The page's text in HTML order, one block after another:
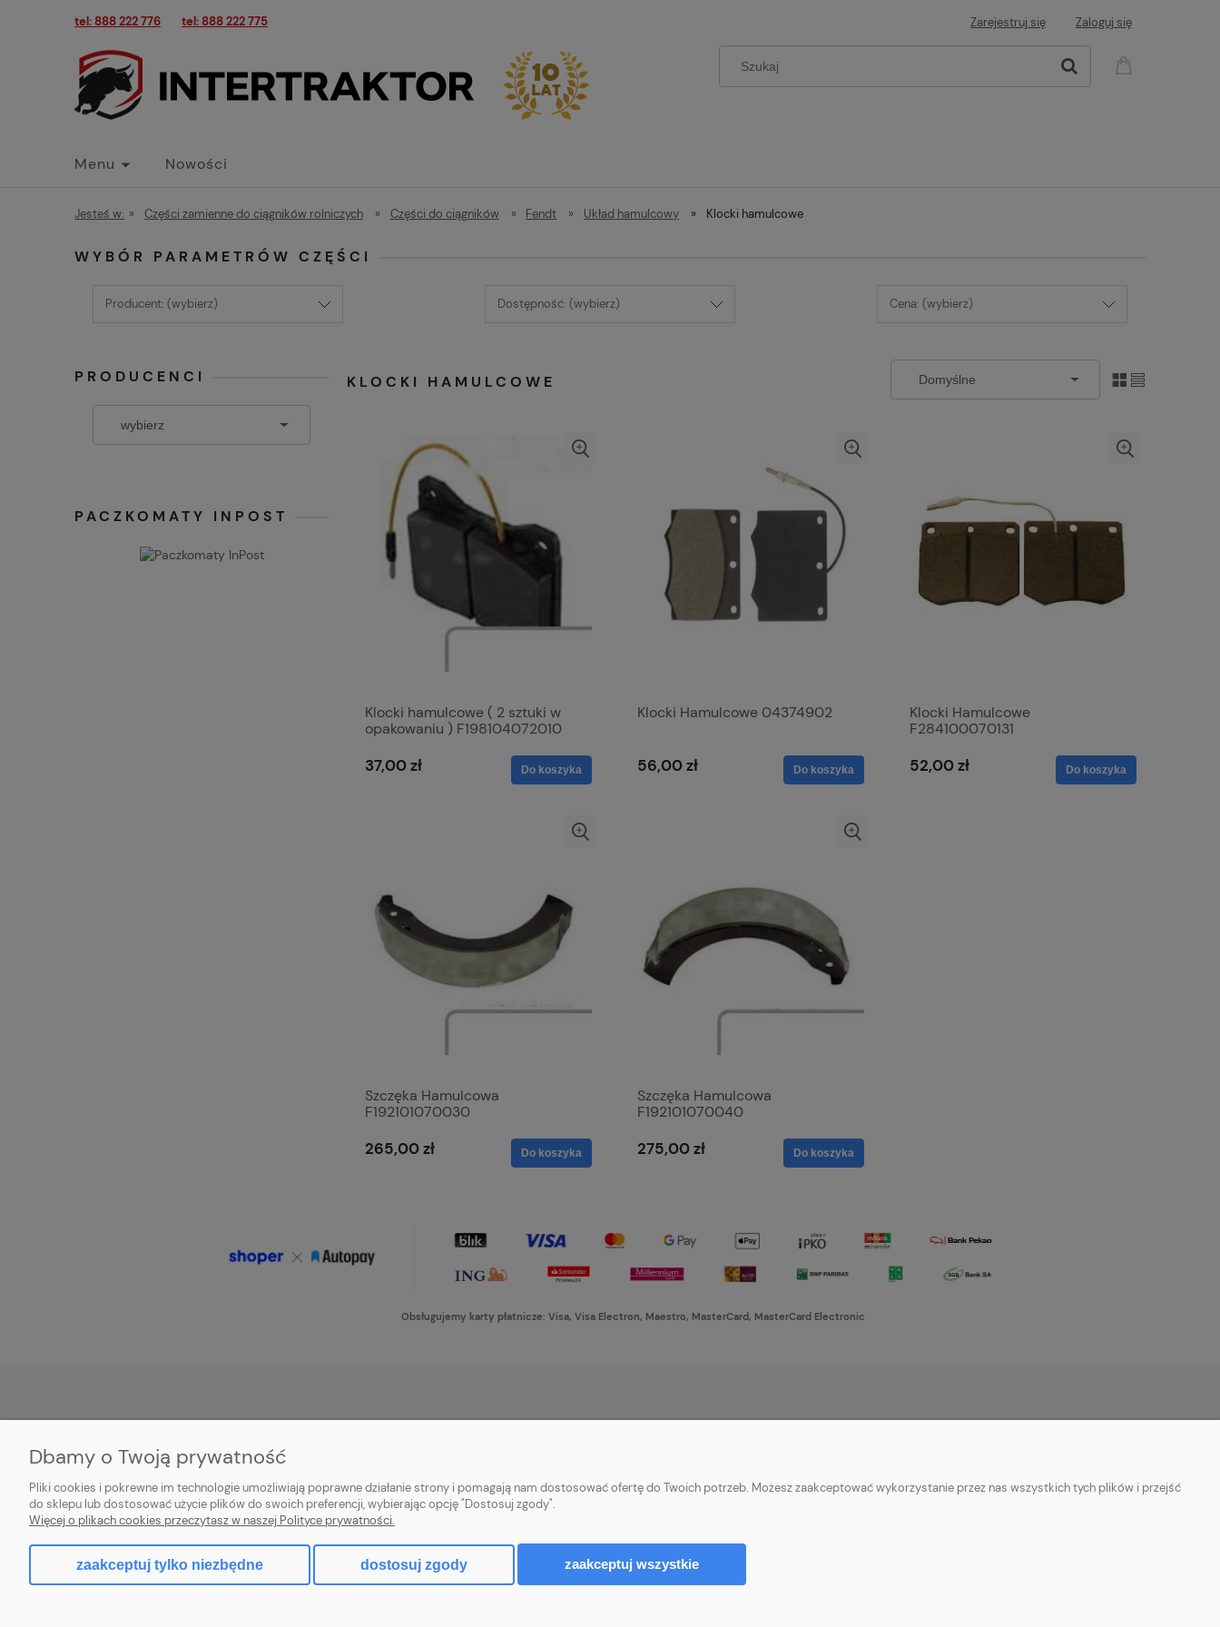
tel: 888 222 776 tel: 888 222 775 Zarejestruj się Zaloguj się
Menu Nowości
Jesteś w: » Części zamienne do ciągników rolniczych » Części do ciągników » Fendt » Układ hamulcowy » Klocki hamulcowe
WYBÓR PARAMETRÓW CZĘŚCI
Producent: (wybierz) Dostępność: (wybierz) Cena: (wybierz)
PRODUCENCI
PACZKOMATY INPOST
KLOCKI HAMULCOWE
Klocki hamulcowe ( 2 sztuki w
opakowaniu ) F198104072010
37,00 zł Do koszyka
Klocki Hamulcowe 04374902
56,00 zł Do koszyka
Klocki Hamulcowe
F284100070131
52,00 zł Do koszyka
Szczęka Hamulcowa
F192101070030
265,00 zł Do koszyka
Szczęka Hamulcowa
F192101070040
275,00 zł Do koszyka
Obsługujemy karty płatnicze: Visa, Visa Electron, Maestro, MasterCard, MasterCard Electronic
Zwroty i reklamacje
Aplikacja
Regulamin
Ustawienia konta
Przechowalnia
Czas i koszty dostawy
Polityka prywatności
O firmie
Dbamy o Twoją prywatność
Pliki cookies i pokrewne im technologie umożliwiają poprawne działanie strony i pomagają nam dostosować ofertę do Twoich potrzeb. Możesz zaakceptować wykorzystanie przez nas wszystkich tych plików i przejść
do sklepu lub dostosować użycie plików do swoich preferencji, wybierając opcję "Dostosuj zgody".
Więcej o plikach cookies przeczytasz w naszej Polityce prywatności.
zaakceptuj tylko niezbędne dostosuj zgody zaakceptuj wszystkie